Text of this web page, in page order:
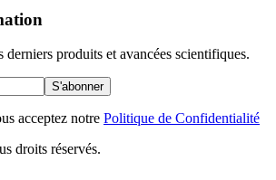
derniers produits et avancées scientifiques.
S'abonner
acceptez notre Politique de Confidentialité
droits réservés.